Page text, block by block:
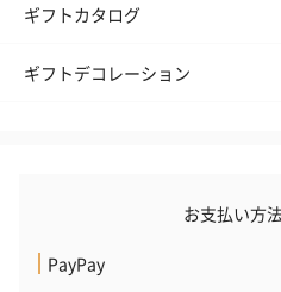
ギフトカタログ
ギフトデコレーション
お支払い方
PayPay